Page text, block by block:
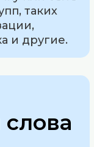
таких
и другие.